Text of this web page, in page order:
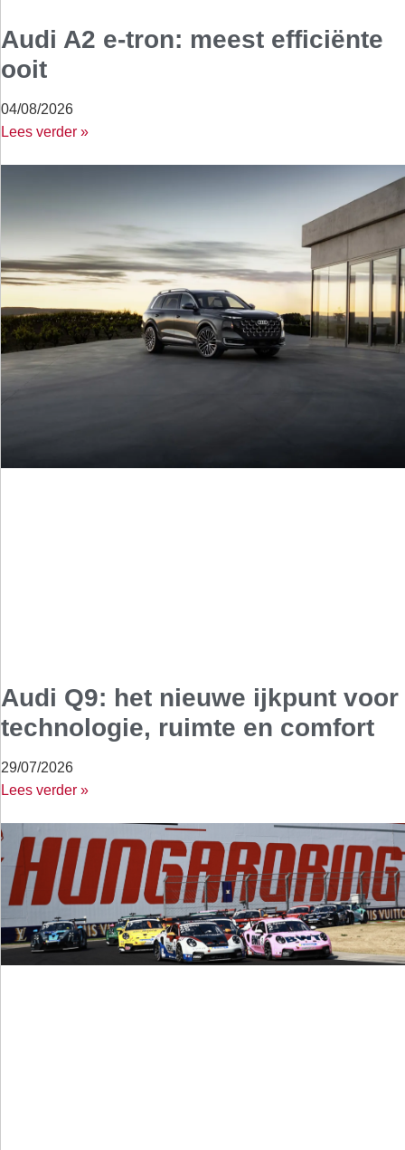
Audi A2 e-tron: meest efficiënte
ooit
04/08/2026
Lees verder »
Audi Q9: het nieuwe ijkpunt voor
technologie, ruimte en comfort
29/07/2026
Lees verder »